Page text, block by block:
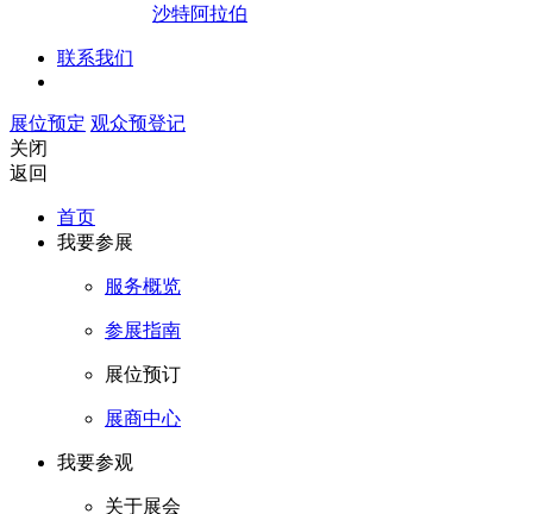
沙特阿拉伯
联系我们
展位预定 观众预登记
关闭
返回
首页
我要参展
服务概览
参展指南
展位预订
展商中心
我要参观
关于展会